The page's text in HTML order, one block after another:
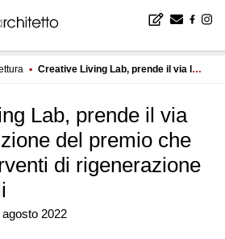
▪ Creative Living Lab, prende il via la quarta edizione del premio che finanzia interventi di rigenerazione in aree fragili
Lab, prende il via
del premio che
di rigenerazione
2022